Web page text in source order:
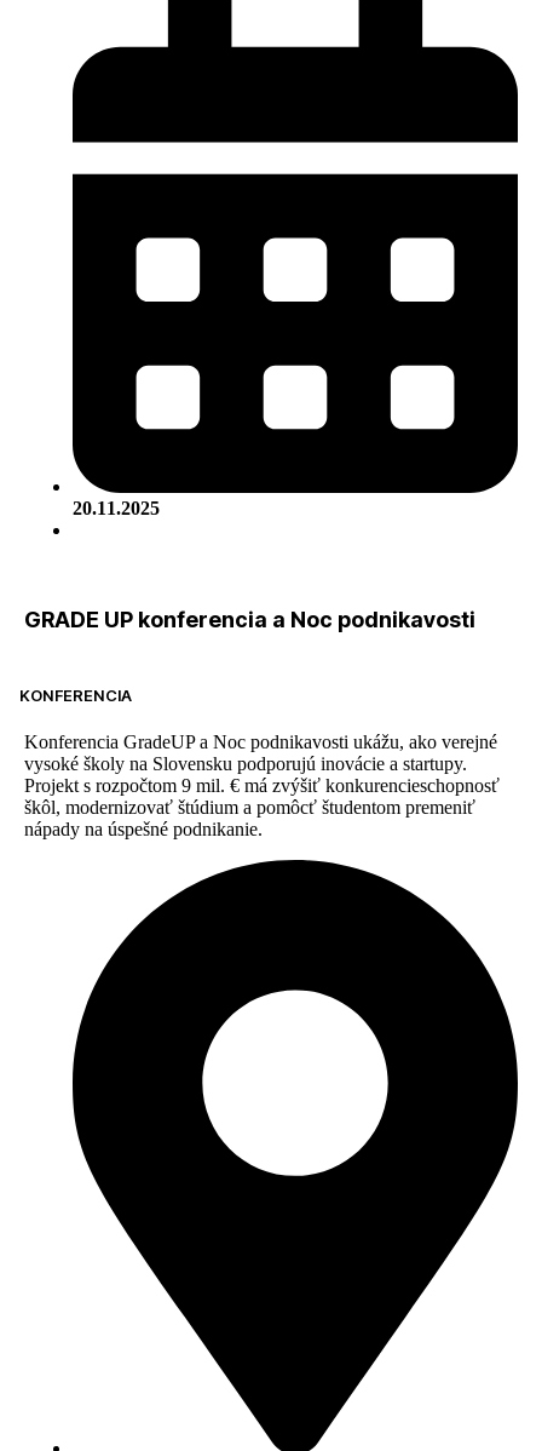
20.11.2025
GRADE UP konferencia a Noc podnikavosti
KONFERENCIA
Konferencia GradeUP a Noc podnikavosti ukážu, ako verejné
vysoké školy na Slovensku podporujú inovácie a startupy.
Projekt s rozpočtom 9 mil. € má zvýšiť konkurencieschopnosť
škôl, modernizovať štúdium a pomôcť študentom premeniť
nápady na úspešné podnikanie.